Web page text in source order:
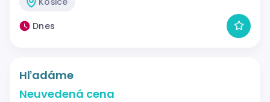
Dnes
Hľadáme
Neuvedená cena